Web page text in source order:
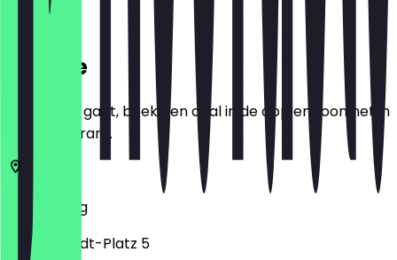
Locatie
Voordat je gaat, boek een deal in de app en toon het in
het restaurant.
4109
Leipzig
Willy-Brandt-Platz 5